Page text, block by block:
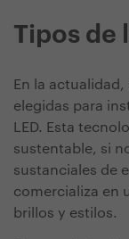
Tipos de
En la
elegidas para
LED. Esta
sustentable, si
sustanciales de
comercializa en
brillos y estilos.